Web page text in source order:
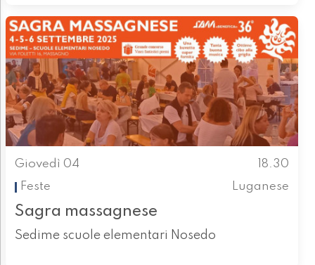
Giovedì 04
18.30
Feste
Luganese
Sagra massagnese
Sedime scuole elementari Nosedo